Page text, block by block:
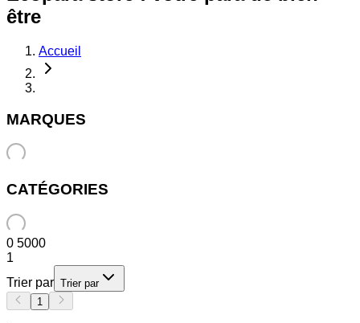
être
Accueil
MARQUES
CATÉGORIES
0 5000
1
Trier par Trier par
1